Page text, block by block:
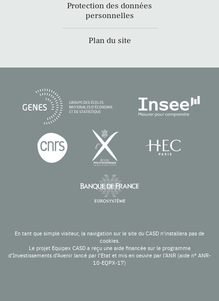
Protection des données
personnelles
Plan du site
En tant que simple visiteur, la navigation sur le site du CASD n'installera pas de
cookies.
Le projet Equipex CASD a reçu une aide financée sur le programme
d’Investissements d’Avenir lancé par l’Etat et mis en oeuvre par l’ANR (aide n° ANR-
10-EQPX-17)